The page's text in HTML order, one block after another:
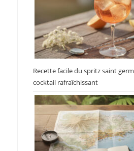
Recette facile du spritz saint
cocktail rafraîchissant